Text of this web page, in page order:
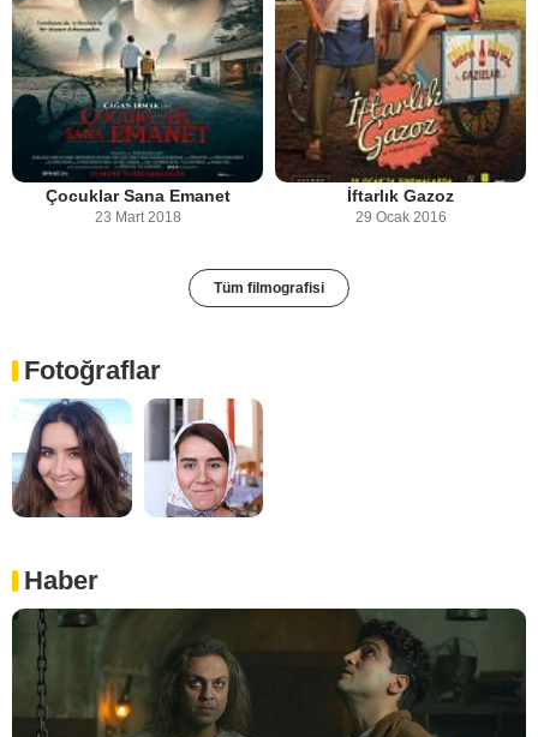
Çocuklar Sana Emanet
23 Mart 2018
İftarlık Gazoz
29 Ocak 2016
Tüm filmografisi
Fotoğraflar
Haber